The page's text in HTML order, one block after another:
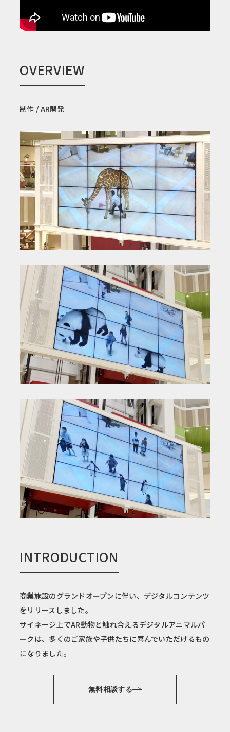
OVERVIEW
制作 / AR開発
INTRODUCTION
商業施設のグランドオープンに伴い、デジタルコンテンツ
をリリースしました。
サイネージ上でAR動物と触れ合えるデジタルアニマルパ
ークは、多くのご家族や子供たちに喜んでいただけるもの
になりました。
無料相談する